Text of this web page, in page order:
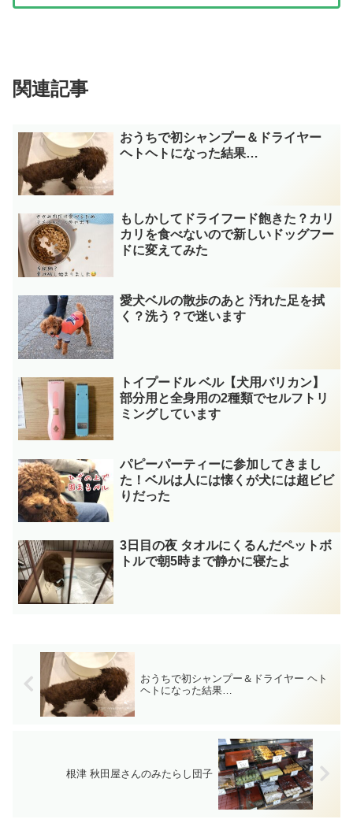
関連記事
おうちで初シャンプー＆ドライヤー
ヘトヘトになった結果…
もしかしてドライフード飽きた？カリ
カリを食べないので新しいドッグフー
ドに変えてみた
愛犬ベルの散歩のあと 汚れた足を拭
く？洗う？で迷います
トイプードル ベル【犬用バリカン】
部分用と全身用の2種類でセルフトリ
ミングしています
パピーパーティーに参加してきまし
た！ベルは人には懐くが犬には超ビビ
りだった
3日目の夜 タオルにくるんだペットボ
トルで朝5時まで静かに寝たよ
おうちで初シャンプー＆ドライヤー ヘト
ヘトになった結果…
根津 秋田屋さんのみたらし団子